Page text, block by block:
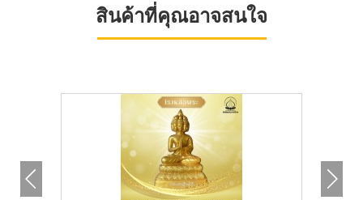
สินค้าที่คุณอาจสนใจ